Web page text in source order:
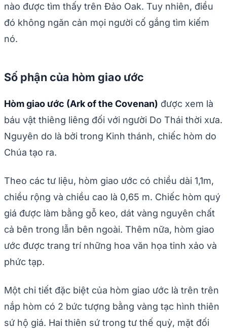
nào được tìm thấy trên Đảo Oak. Tuy nhiên, điều
đó không ngăn cản mọi người cố gắng tìm kiếm
nó.
Số phận của hòm giao ước
Hòm giao ước (Ark of the Covenan) được xem là
báu vật thiêng liêng đối với người Do Thái thời xưa.
Nguyên do là bởi trong Kinh thánh, chiếc hòm do
Chúa tạo ra.
Theo các tư liệu, hòm giao ước có chiều dài 1,1m,
chiều rộng và chiều cao là 0,65 m. Chiếc hòm quý
giá được làm bằng gỗ keo, dát vàng nguyên chất
cả bên trong lẫn bên ngoài. Thêm nữa, hòm giao
ước được trang trí những hoa văn họa tinh xảo và
phức tạp.
Một chi tiết đặc biệt của hòm giao ước là trên trên
nắp hòm có 2 bức tượng bằng vàng tạc hình thiên
sứ hộ giá. Hai thiên sứ trong tư thế quỳ, mặt đối